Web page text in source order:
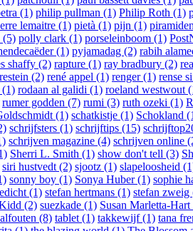
(1) philip pullman (1) Philip Roth (1)
lemaitre (1) pietà (1) pijn (1)
(5) polly clark (1) porseleinboom (1)
(1) pyjamadag (2) rabih
shaffy (2) rapture (1) ray bradbury (2)
(2) rené appel (1) renger (1) rense
(1) rodaan al galidi (1) roeland westwout
rumer godden (7) rumi (3) ruth ozeki (1)
(1) schatkistje (1) Schokland
schrijfsters (1) schrijftips (15)
schrijven magazine (4) schrijven online
Sherri L. Smith (1) show don't tell (3)
siri hustvedt (2) sjootz (1) slapeloosheid
sonny boy (1) Sonya Huber (1) sophie
(1) stefan hertmans (1) stefan zweig
(2) suezkade (1) Susan Marletta-Hart
(8) tablet (1) takkewijf (1) tana